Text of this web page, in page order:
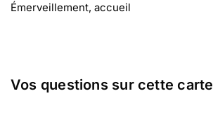
Émerveillement, accueil
Vos questions sur cette carte